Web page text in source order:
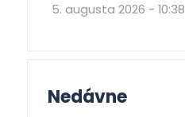
5. augusta 2026 - 10:38
Nedávne